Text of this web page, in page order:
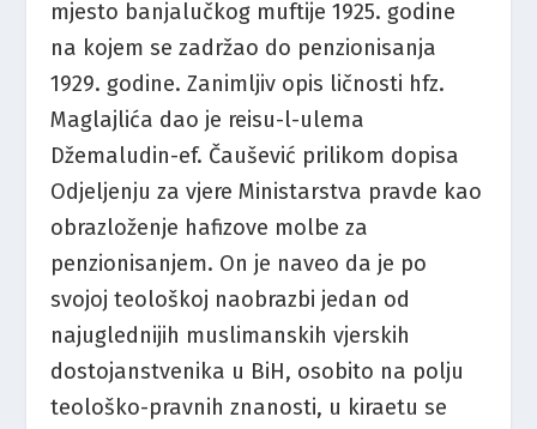
mjesto banjalučkog muftije 1925. godine
na kojem se zadržao do penzionisanja
1929. godine. Zanimljiv opis ličnosti hfz.
Maglajlića dao je reisu-l-ulema
Džemaludin-ef. Čaušević prilikom dopisa
Odjeljenju za vjere Ministarstva pravde kao
obrazloženje hafizove molbe za
penzionisanjem. On je naveo da je po
svojoj teološkoj naobrazbi jedan od
najuglednijih muslimanskih vjerskih
dostojanstvenika u BiH, osobito na polju
teološko-pravnih znanosti, u kiraetu se